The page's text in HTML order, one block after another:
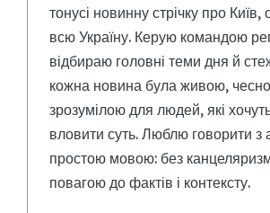
тонусі новинну стрічку про Київ,
всю Україну. Керую командою
відбираю головні теми дня й
кожна новина була живою,
зрозумілою для людей, які
вловити суть. Люблю говорити з
простою мовою: без
повагою до фактів і контексту.